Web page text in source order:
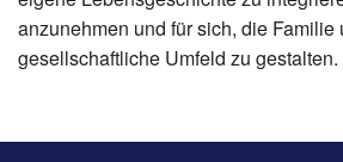
anzunehmen und für sich, die Familie
gesellschaftliche Umfeld zu gestalten.